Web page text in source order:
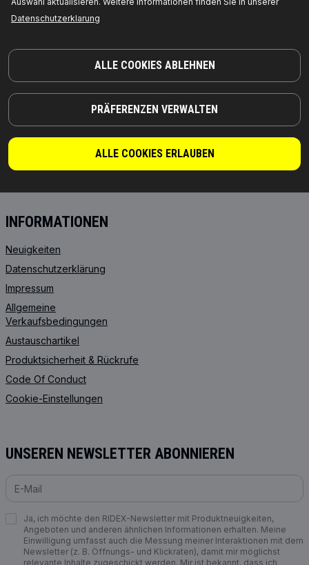
Datenschutzerklarung
ALLE COOKIES ABLEHNEN
PRÄFERENZEN VERWALTEN
ALLE COOKIES ERLAUBEN
PRODUKTE
RIDEX PLUS
RIDEX REMAN
Motoröl
Getriebeöle
Für Anbieter
Wo Sie kaufen können
Kooperation mit RIDEX
INFORMATIONEN
Neuigkeiten
Datenschutzerklärung
Impressum
Allgemeine
Verkaufsbedingungen
Austauschartikel
Produktsicherheit & Rückrufe
Code Of Conduct
Cookie-Einstellungen
UNSEREN NEWSLETTER ABONNIEREN
Ja, ich möchte den RIDEX-Newsletter mit Produktneuigkeiten,
Angeboten und anderen ähnlichen Informationen erhalten. Meine
Einwilligung umfasst auch die Messung meiner Interaktionen mit dem
Newsletter (z. B. Öffnungs- und Klickraten), damit mir möglichst
relevante Inhalte zugeschickt werden. Mir ist bekannt, dass ich